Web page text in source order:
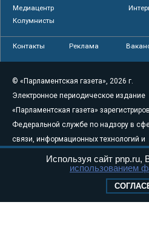
Медиацентр
Колумнисты
Контакты Реклама
© «Парламентская газета», 2026 г.
Электронное периодическое издание
«Парламентская газета»
Федеральной службе по надзору в
связи, информационных технологий и
массовых коммуникаций
августа 2011 года. 18+
Свидетельство о регистрации Эл №
Используя сайт pnp.ru,
использованием